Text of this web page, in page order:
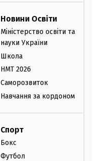
Новини Освіти
Міністерство освіти та
науки України
Школа
НМТ 2026
Саморозвиток
Навчання за кордоном
Спорт
Бокс
Футбол